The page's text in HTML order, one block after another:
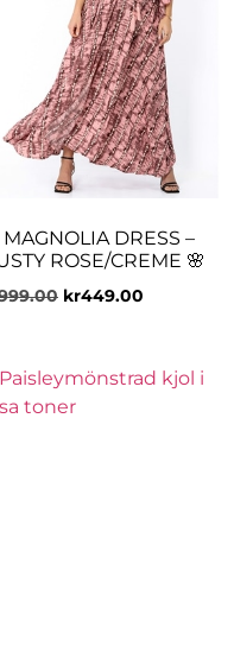
MAGNOLIA DRESS –
ROSE/CREME 🌸
kr449.00